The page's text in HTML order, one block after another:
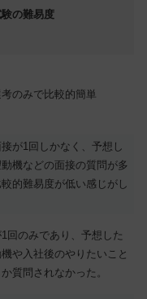
の難易度
のみで比較的簡単
が1回しかなく、予想し
機などの面接の質問が多
較的難易度が低い感じがし
回のみであり、予想した
や入社後のやりたいこと
質問されなかった。